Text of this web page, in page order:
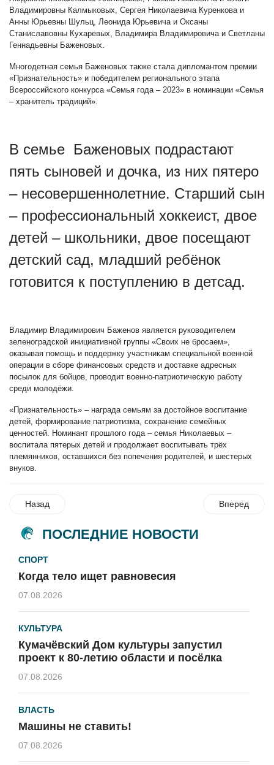
Владимировны Калмыковых, Сергея Николаевича Куренкова и
Анны Юрьевны Шульц, Леонида Юрьевича и Оксаны
Станиславовны Кухаревых, Владимира Владимировича и Светланы
Геннадьевны Баженовых.
Многодетная семья Баженовых также стала дипломантом премии
«Признательность» и победителем регионального этапа
Всероссийского конкурса «Семья года – 2023» в номинации «Семья
– хранитель традиций».
В семье Баженовых подрастают
пять сыновей и дочка, из них пятеро
– несовершеннолетние. Старший сын
– профессиональный хоккеист, двое
детей – школьники, двое посещают
детский сад, младший ребёнок
готовится к поступлению в детсад.
Владимир Владимирович Баженов является руководителем
зеленоградской инициативной группы «Своих не бросаем»,
оказывая помощь и поддержку участникам специальной военной
операции в сборе финансовых средств и доставке адресных
посылок для бойцов, проводит военно-патриотическую работу
среди молодёжи.
«Признательность» – награда семьям за достойное воспитание
детей, формирование патриотизма, сохранение семейных
ценностей. Номинант прошлого года – семья Николаевых –
воспитала пятерых детей и продолжает воспитывать трёх
племянников, оставшихся без попечения родителей, и шестерых
внуков.
Назад Вперед
ПОСЛЕДНИЕ НОВОСТИ
СПОРТ
Когда тело ищет равновесия
07.08.2026
КУЛЬТУРА
Кумачёвский Дом культуры запустил
проект к 80-летию области и посёлка
07.08.2026
ВЛАСТЬ
Машины не ставить!
07.08.2026